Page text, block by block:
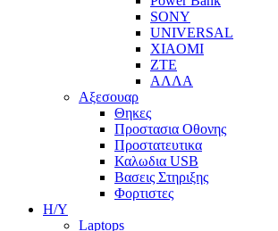
SONY
UNIVERSAL
XIAOMI
ZTE
ΑΛΛΑ
Αξεσουαρ
Θηκες
Προστασια Οθονης
Προστατευτικα
Καλωδια USB
Βασεις Στηριξης
Φορτιστες
Η/Υ
Laptops